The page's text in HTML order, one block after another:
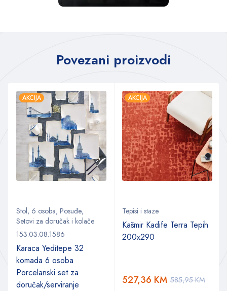
Povezani proizvodi
AKCIJA
Stol, 6 osoba, Posuđe,
Setovi za doručak i kolače
153.03.08.1586
Karaca Yeditepe 32
komada 6 osoba
Porcelanski set za
doručak/serviranje
AKCIJA
Tepisi i staze
Kašmir Kadife Terra Tepih
200x290
585,95KM
527,36 KM